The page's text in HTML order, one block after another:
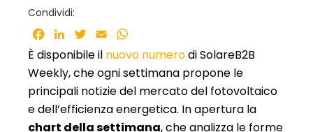
Condividi:
Facebook
LinkedInTwitter
Email
È disponibile il nuovo numerodi SolareB2B
Weekly, che ogni settimana propone le
principali notizie del mercato del fotovoltaico
e dell’efficienza energetica. In apertura la
chart della settimana, che analizza le forme